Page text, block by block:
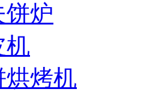
饼炉
机
烘烤机